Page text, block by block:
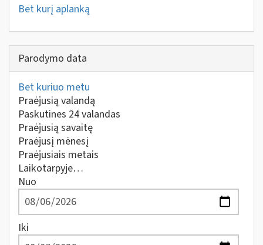
Bet kurį aplanką
Parodymo data
Bet kuriuo metu
Praėjusią valandą
Paskutines 24 valandas
Praėjusią savaitę
Praėjusį mėnesį
Praėjusiais metais
Laikotarpyje…
Nuo
Iki